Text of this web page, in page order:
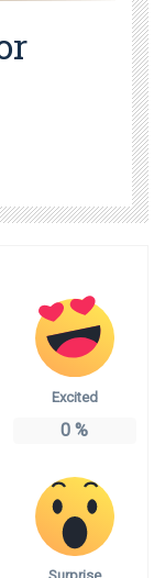
Excited
0 %